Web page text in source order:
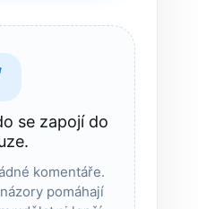
se zapojí do
komentáře.
pomáhají